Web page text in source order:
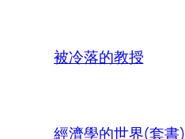
被冷落的教授
經濟學的世界(套書)